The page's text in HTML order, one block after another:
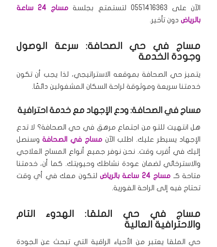
الآن على 0551416363 لتستمتع بجلسة
مساج 24 ساعة
بالرياضدون تأخير.
مساج في حي الصحافة: سرعة الوصول
وجودة الخدمة
يتميز حي الصحافة بموقعه الاستراتيجي، لذا يجب أن تكون
خدمتنا سريعة وموثوقة لراحة السكان المشغولين دائمًا.
مساج في الصحافة: ودع الإجهاد مع خدمة احترافية
هل انتهيت للتو من اجتماع مرهق في حي الصحافة؟ لا تدع
الإجهاد يسيطر عليك. اطلب الآنمساج في الصحافةوسنصل
إليك في أقرب وقت. نحن نوفر جميع أنواع المساج العلاجي
والاسترخائي لضمان عودة نشاطك وحيويتك. كما أن، خدمتنا
متاحة كـ مساج 24 ساعة بالرياض
لتكون معك في أي وقت
تحتاج فيه إلى الراحة الفورية.
مساج في حي الملقا: الهدوء التام
والاحترافية العالية
حي الملقا يعتبر من الأحياء الراقية التي تبحث عن الجودة